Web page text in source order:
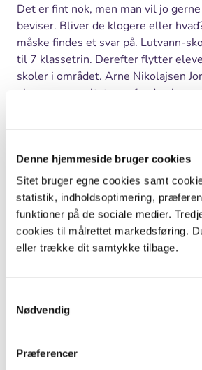
Denne hjemmeside bruger cookies
Sitet bruger egne cookies samt
statistik, indholdsoptimering,
funktioner på de sociale medier.
cookies til målrettet markedsføring.
eller trække dit samtykke tilbage.
Nødvendig
Præferencer
Det er fint nok, men man vil jo
beviser. Bliver de klogere eller
måske findes et svar på. Lutvann-
til 7 klassetrin. Derefter flytter
skoler i området. Arne Nikolajsen
eksamensresultaterne fra de elever
afgangseksamen efter 9. klasse –
det klokkeklare svar må hænge i
GLADERE BØRN
Rødkilde –
relationer
enkelte elevs velbefindende, og
dag ressourcer på at styrke de
hvordan eleverne fungerer socialt.